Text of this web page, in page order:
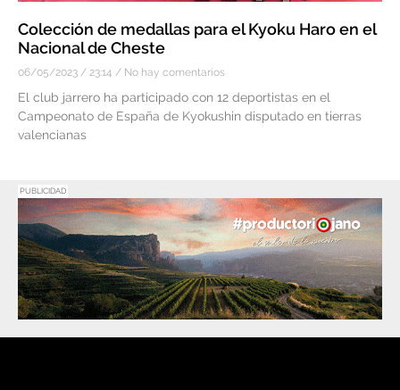
Colección de medallas para el Kyoku Haro en el
Nacional de Cheste
06/05/2023 23:14 No hay comentarios
El club jarrero ha participado con 12 deportistas en el
Campeonato de España de Kyokushin disputado en tierras
valencianas
PUBLICIDAD